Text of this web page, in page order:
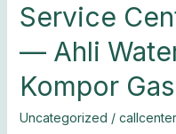
Service
— Ahli
Kompor Gas
Uncategorized /
Service
Center
Ariston
—
Water